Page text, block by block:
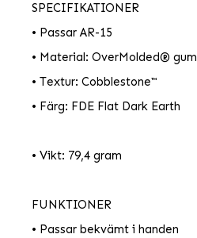
SPECIFIKATIONER
• Passar AR-15
• Material: OverMolded®
• Textur: Cobblestone™
• Färg: FDE Flat Dark Earth
• Vikt: 79,4 gram
FUNKTIONER
• Passar bekvämt i handen